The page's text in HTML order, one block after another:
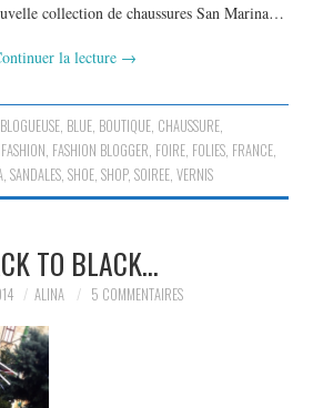
collection de chaussures San Marina…
la lecture →
BLOGUEUSE, BLUE, BOUTIQUE, CHAUSSURE,
FASHION FASHION BLOGGER FOIRE FOLIES FRANCE
,SANDALES ,SHOE ,SHOP,SOIREE ,VERNIS
TO BLACK…
ALINA 5 COMMENTAIRES